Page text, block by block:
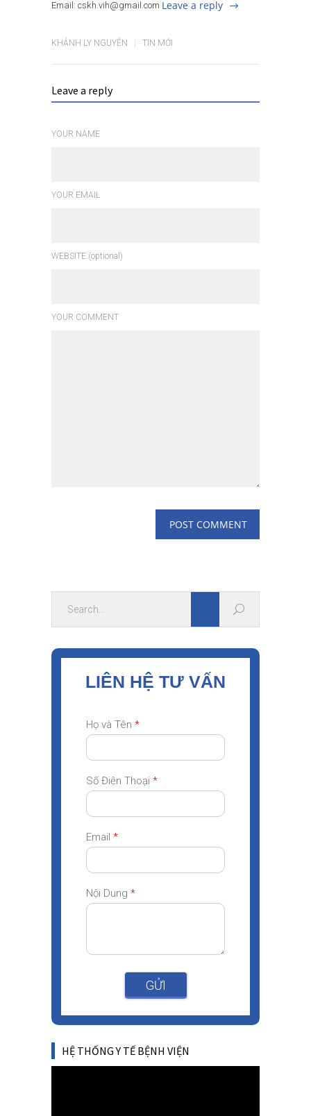
Email: cskh.vih@gmail.com Leave a reply
KHÁNH LY NGUYỄN TIN MỚI
Leave a reply
YOUR NAME
YOUR EMAIL
WEBSITE (optional)
YOUR COMMENT
LIÊN HỆ TƯ VẤN
Họ và Tên *
Số Điện Thoại *
Email *
Nội Dung *
GỬI
HỆ THỐNG Y TẾ BỆNH VIỆN